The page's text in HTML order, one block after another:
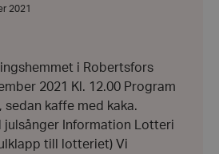
2021
i Robertsfors
2021 Kl. 12.00 Program
kaffe med kaka.
julsånger Information Lotteri
till lotteriet) Vi